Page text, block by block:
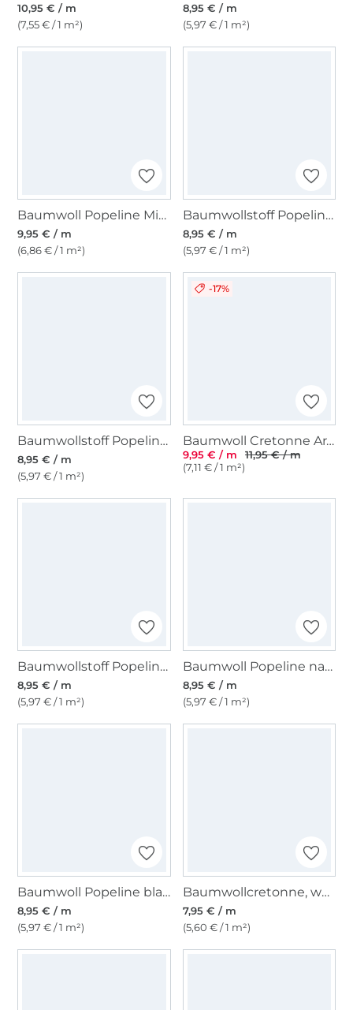
10,95 € / m
(7,55 € / 1 m²)
8,95 € / m
(5,97 € / 1 m²)
Baumwoll Popeline Mini Hearts, sand
9,95 € / m
(6,86 € / 1 m²)
Baumwollstoff Popeline jeansblau
8,95 € / m
(5,97 € / 1 m²)
Baumwollstoff Popeline lavendel
8,95 € / m
(5,97 € / 1 m²)
-17%
Baumwoll Cretonne Arabesque, schwarz
9,95 € / m
11,95 € / m
(7,11 € / 1 m²)
Baumwollstoff Popeline altrosa
8,95 € / m
(5,97 € / 1 m²)
Baumwoll Popeline natur
8,95 € / m
(5,97 € / 1 m²)
Baumwoll Popeline blau
8,95 € / m
(5,97 € / 1 m²)
Baumwollcretonne, weiß
7,95 € / m
(5,60 € / 1 m²)